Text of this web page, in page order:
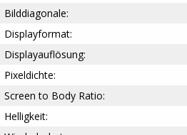
Bilddiagonale:
Displayformat:
Displayauflösung:
Pixeldichte:
Screen to Body Ratio:
Helligkeit: